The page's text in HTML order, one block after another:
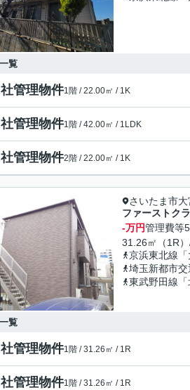
覧
管理物件1階 / 22.00㎡ / 1K
管理物件1階 / 42.00㎡ / 1LDK
管理物件2階 / 22.00㎡ / 1K
さいたま市
ファーストク
-万円管理費等
31.26㎡（1R
京浜東北線
埼玉新都市
東武野田線
覧
管理物件1階 / 31.26㎡ / 1R
管理物件1階 / 31.26㎡ / 1R